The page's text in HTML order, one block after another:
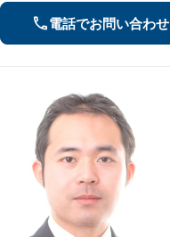
電話でお問い合わせ